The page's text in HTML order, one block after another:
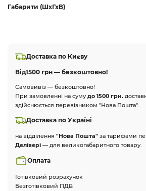
Габарити (ШхГхВ)
Доставка по Києву
Від1500 грн — безкоштовно!
Самовивіз — безкоштовно!
При замовленні на суму до 1500 грн.
здійснюється перевізником "Нова Пошта".
Доставка по Україні
на відділення "Нова Пошта" за тарифами
Делівері — для великогабаритного товару.
Оплата
Готівковий розрахунок
Безготівковий ПДВ